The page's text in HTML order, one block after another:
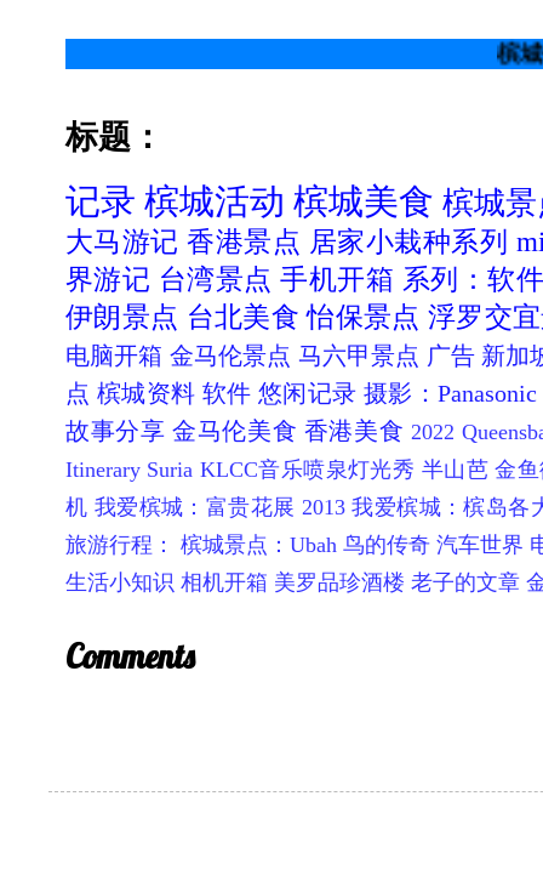
槟城住行吃
标题：
记录 槟城活动 槟城美食 槟城
大马游记 香港景点 居家小栽种系列
界游记 台湾景点 手机开箱 系列：软
伊朗景点 台北美食 怡保景点 浮罗交
电脑开箱 金马伦景点 马六甲景点 广告 新加
点 槟城资料 软件 悠闲记录 摄影：
故事分享 金马伦美食 香港美食 2022
Itinerary Suria KLCC音乐喷泉灯光秀 半山芭 金
机 我爱槟城：富贵花展 2013 我爱槟城：槟岛各
旅游行程：
槟城景点：Ubah 鸟的传奇 汽车世界
生活小知识 相机开箱 美罗品珍酒楼 老子的文章
Comments